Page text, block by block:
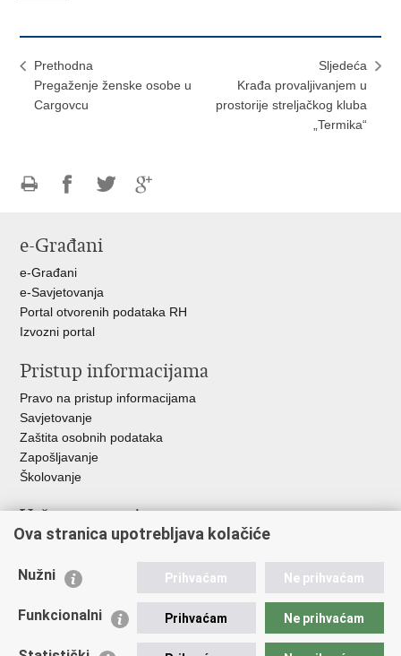
Prethodna
Pregaženje ženske osobe u
Cargovcu
Sljedeća
Krađa provaljivanjem u
prostorije streljačkog kluba
„Termika“
FacebookuTwitteru
e-Građani
e-Građani
e-Savjetovanja
Portal otvorenih podataka RH
Izvozni portal
Pristup informacijama
Pravo na pristup informacijama
Savjetovanje
Zaštita osobnih podataka
Zapošljavanje
Školovanje
Važne poveznice
Ministarstvo unutarnjih poslova
Udruge
Policijska akademija
Ova stranica upotrebljava kolačiće
Nužni Prihvaćam Ne prihvaćam
Funkcionalni Prihvaćam Ne prihvaćam